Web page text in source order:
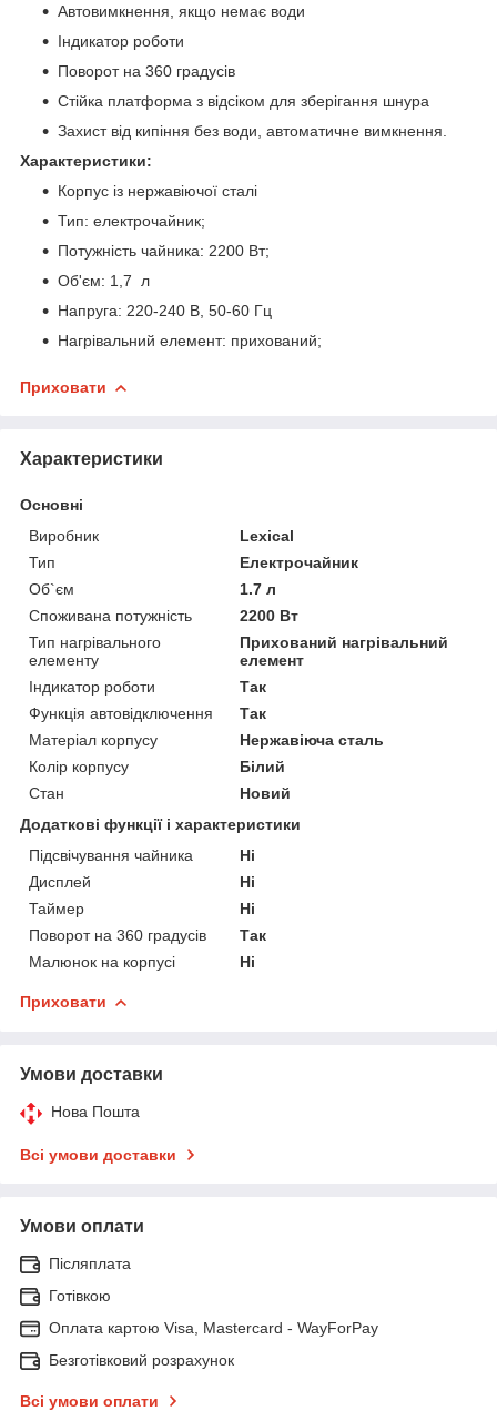
Автовимкнення, якщо немає води
Індикатор роботи
Поворот на 360 градусів
Стійка платформа з відсіком для зберігання шнура
Захист від кипіння без води, автоматичне вимкнення.
Характеристики:
Корпус із нержавіючої сталі
Тип: електрочайник;
Потужність чайника: 2200 Вт;
Об'єм: 1,7 л
Напруга: 220-240 В, 50-60 Гц
Нагрівальний елемент: прихований;
Приховати
Характеристики
Основні
Виробник
Lexical
Тип
Електрочайник
Об`єм
1.7 л
Споживана потужність
2200 Вт
Тип нагрівального
елементу
Прихований нагрівальний
елемент
Індикатор роботи
Так
Функція автовідключення
Так
Матеріал корпусу
Нержавіюча сталь
Колір корпусу
Білий
Стан
Новий
Додаткові функції і характеристики
Підсвічування чайника
Ні
Дисплей
Ні
Таймер
Ні
Поворот на 360 градусів
Так
Малюнок на корпусі
Ні
Приховати
Умови доставки
Нова Пошта
Всі умови доставки
Умови оплати
Післяплата
Готівкою
Оплата картою Visa, Mastercard - WayForPay
Безготівковий розрахунок
Всі умови оплати